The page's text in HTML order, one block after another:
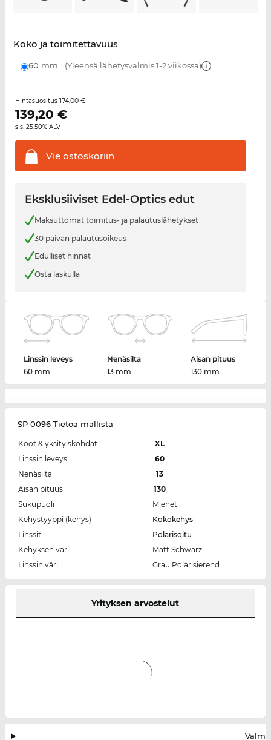
Koko ja toimitettavuus
60 mm (Yleensä lähetysvalmis 1-2 viikossa)
Hintasuositus 174,00 €
139,20 €
sis. 25.50% ALV
Vieostoskoriin
Eksklusiiviset Edel-Optics edut
Maksuttomat toimitus- ja palautuslähetykset
30 päivän palautusoikeus
Edulliset hinnat
Osta laskulla
Linssin leveys
60 mm
Nenäsilta
13 mm
Aisan pituus
130 mm
SP 0096 Tietoa mallista
Koot & yksityiskohdat
XL
Linssin leveys
60
Nenäsilta
13
Aisan pituus
130
Sukupuoli
Miehet
Kehystyyppi (kehys)
Kokokehys
Linssit
Polarisoitu
Kehyksen väri
Matt Schwarz
Linssin väri
Grau Polarisierend
Yrityksen arvostelut